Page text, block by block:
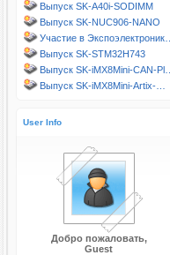
Выпуск SK-A40i-SODIMM
Выпуск SK-NUC906-NANO
Участие в Экспоэлектроник…
Выпуск SK-STM32H743
Выпуск SK-iMX8Mini-CAN-Pl…
Выпуск SK-iMX8Mini-Artix-…
User Info
Добро пожаловать,
Guest